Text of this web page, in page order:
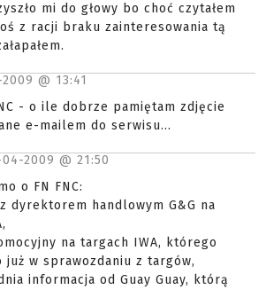
mi do głowy bo choć czytałem
z racji braku zainteresowania tą
@ 13:41
- o ile dobrze pamiętam zdjęcie
e-mailem do serwisu...
2009 @ 21:50
o FN FNC:
dyrektorem handlowym G&G na
na targach IWA, którego
już w sprawozdaniu z targów,
informacja od Guay Guay, którą